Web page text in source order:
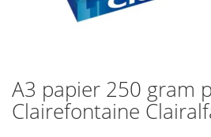
Ga
naar
het
A3 papier 250 gram
Clairefontaine